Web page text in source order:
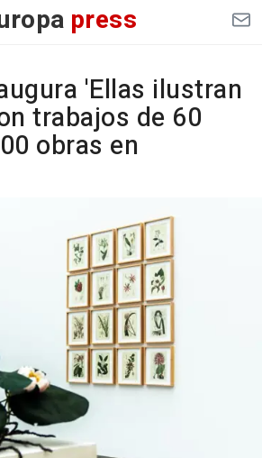
press
'Ellas ilustran
trabajos de 60
obras en